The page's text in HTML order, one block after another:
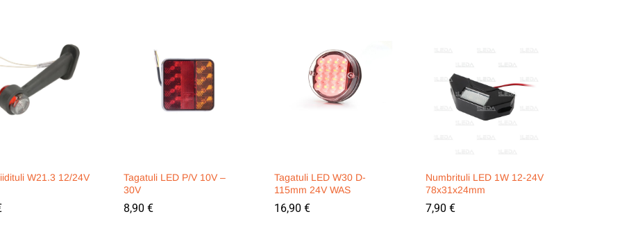
W21.3 12/24V
Tagatuli LED P/V 10V –
30V
8,90 €
8,90 €
Tagatuli LED W30 D-
115mm 24V WAS
16,90 €
16,90 €
Numbrituli LED 1W 12-24V
78x31x24mm
7,90 €
7,90 €